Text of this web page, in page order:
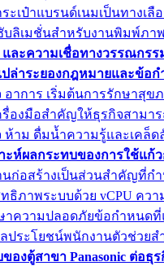
ะเป๋าแบรนด์เนมเป็นทางเ
บลิเมชั่นสำหรับงานพิมพ์ภา
และความเชื่อทางวรรณกร
ล่าระยองกฎหมายและข้อ
อาการ เริ่มต้นการรักษาสุข
รื่องมือสำคัญให้ธุรกิจสามา
ห้าม ดื่มน้ำความรู้และเคล็
าะห์ผลกระทบของการใช้แ
นก่อสร้างเป็นส่วนสำคัญที่ก
ทธิภาพระบบด้วย vCPU คว
าความปลอดภัยข้อกำหนดที่
ประโยชน์พนักงานตัวช่วยส
องตู้สาขา Panasonic ต่อธุ